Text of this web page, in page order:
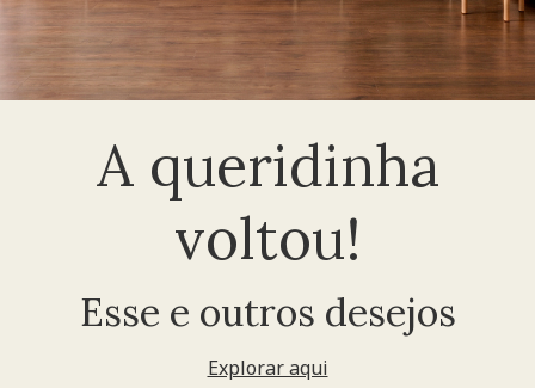
A queridinha
voltou!
Esse e outros desejos
Explorar aqui